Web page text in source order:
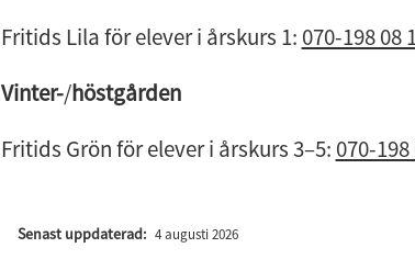
Fritids Lila för elever i årskurs 1: 070-198 08
Vinter-/höstgården
Fritids Grön för elever i årskurs 3–5: 070-198
Senast uppdaterad: 4 augusti 2026